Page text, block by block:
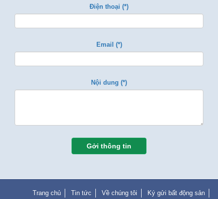
Điện thoại (*)
Email (*)
Nội dung (*)
Gởi thông tin
Trang chủ Tin tức Về chúng tôi Ký gửi bất động sản